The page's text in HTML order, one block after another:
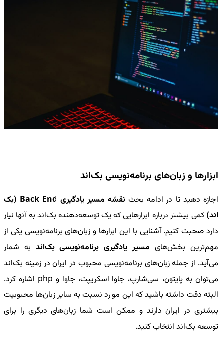
ابزارها و زبان‌های برنامه‌نویسی بک‌اند
اجازه دهید تا در ادامه بحث نقشه مسیر یادگیری Back End (بک
اند)کمی بیشتر درباره ابزارهایی که یک توسعه‌دهنده بک‌اند به آنها نیاز
دارد صحبت کنیم. آشنایی با این ابزارها و زبان‌های برنامه‌نویسی یکی از
مهم‌ترین بخش‌های مسیر یادگیری برنامه‌نویسی بک‌اند به شمار
می‌آید. از جمله زبان‌های برنامه‌نویسی محبوب در ایران در زمینه بک‌اند
می‌توان به پایتون، سی‌شارپ، جاوا اسکریپت، جاوا و php اشاره کرد.
البته دقت داشته باشید که این موارد نسبت به سایر زبان‌ها محبوبیت
بیشتری در ایران دارند و ممکن است شما زبان‌های دیگری را برای
توسعه بک‌اند انتخاب کنید.